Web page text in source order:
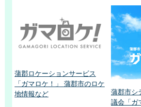
蒲郡ロケーションサービス
「ガマロケ！」 蒲郡市のロケ
地情報など
蒲郡市シ
議会「ガ